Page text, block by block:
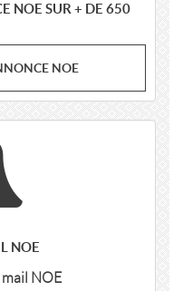
NOE SUR + DE 650
NOE
NOE
NOE